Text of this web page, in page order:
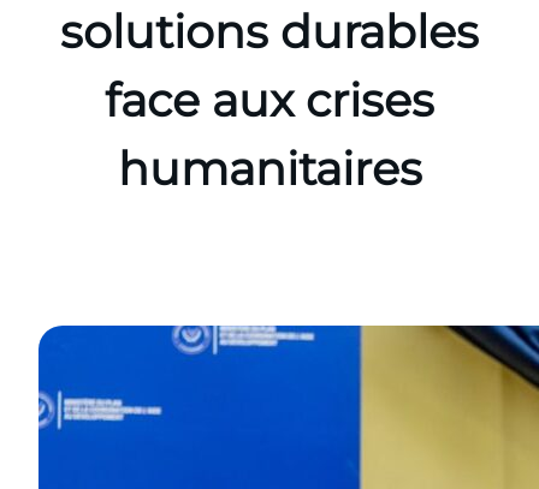
solutions durables
face aux crises
humanitaires